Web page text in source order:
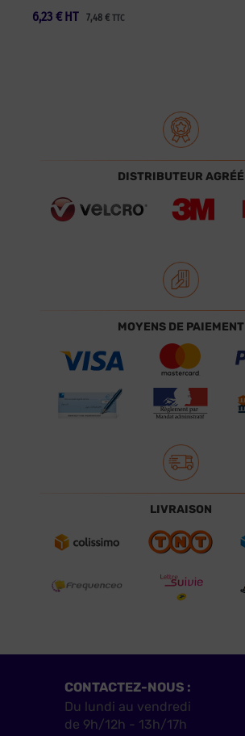
6,23 € 7,48 € TTC
HT
DISTRIBUTEUR AGRÉÉ
MOYENS DE PAIEMENT
LIVRAISON
CONTACTEZ-NOUS :
Du lundi au vendredi
de 9h/12h - 13h/17h